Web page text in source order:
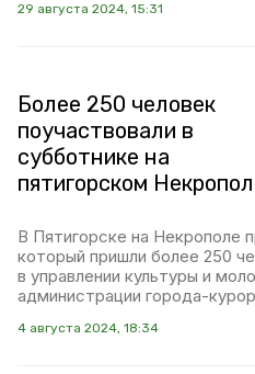
29 августа 2024, 15:31
Более 250 человек
поучаствовали в
субботнике на
пятигорском
В Пятигорске на Некрополе
который пришли более 250
в управлении культуры и
администрации города-
4 августа 2024, 18:34